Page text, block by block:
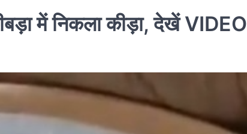
में निकला कीड़ा, देखें VIDEO